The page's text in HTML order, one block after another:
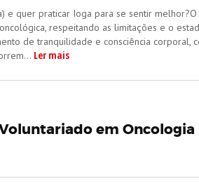
e quer praticar Ioga para se sentir
respeitando as limitações e o
de tranquilidade e consciência
Ler mais
em Oncologia